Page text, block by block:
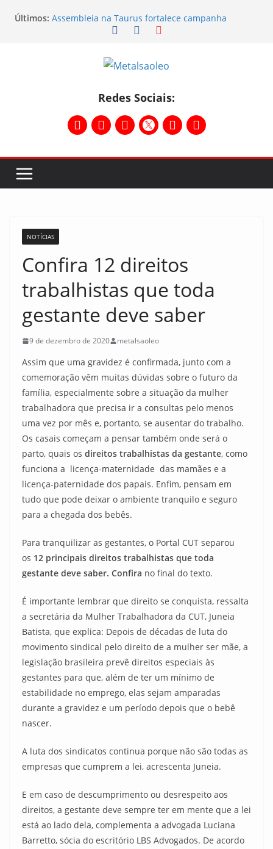
Últimos: Assembleia na Taurus fortalece campanha
salarial e mostra a força da categoria que exige
Nota de repúdio
Conselho Diretivo da CNM/CUT debate indústria e
Temporal destelha Ginásio Bigornão
Assembleia na Taurus – Campanha salarial
2026/2027
Redes Sociais:
NOTÍCIAS
Confira 12 direitos
trabalhistas que toda
gestante deve saber
9 de dezembro de 2020 metalsaoleo
Assim que uma gravidez é confirmada, junto com a
comemoração vêm muitas dúvidas sobre o futuro da
família, especialmente sobre a situação da mulher
trabalhadora que precisa ir a consultas pelo menos
uma vez por mês e, portanto, se ausentar do trabalho.
Os casais começam a pensar também onde será o
parto, quais os direitos trabalhistas da gestante, como
funciona a licença-maternidade das mamães e a
licença-paternidade dos papais. Enfim, pensam em
tudo que pode deixar o ambiente tranquilo e seguro
para a chegada dos bebês.
Para tranquilizar as gestantes, o Portal CUT separou
os 12 principais direitos trabalhistas que toda
gestante deve saber. Confira no final do texto.
É importante lembrar que direito se conquista, ressalta
a secretária da Mulher Trabalhadora da CUT, Juneia
Batista, que explica: Depois de décadas de luta do
movimento sindical pelo direito de a mulher ser mãe, a
legislação brasileira prevê direitos especiais às
gestantes para que, além de ter um mínimo de
estabilidade no emprego, elas sejam amparadas
durante a gravidez e um período depois que o bebê
nascer.
A luta dos sindicatos continua porque não são todas as
empresas que cumprem a lei, acrescenta Juneia.
E em caso de descumprimento ou desrespeito aos
direitos, a gestante deve sempre ter em mente que a lei
está ao lado dela, complementa a advogada Luciana
Barretto, sócia do escritório LBS Advogados. De acordo